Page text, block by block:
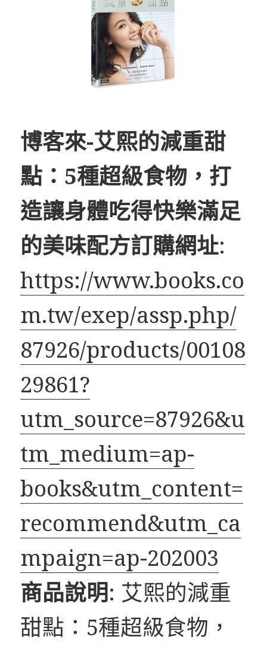
博客來-艾熙的減重甜
點：5種超級食物，打
造讓身體吃得快樂滿足
的美味配方訂購網址:
https://www.books.co
m.tw/exep/assp.php/
87926/products/00108
29861?
utm_source=87926&u
tm_medium=ap-
books&utm_content=
recommend&utm_ca
mpaign=ap-202003
商品說明: 艾熙的減重
甜點：5種超級食物，